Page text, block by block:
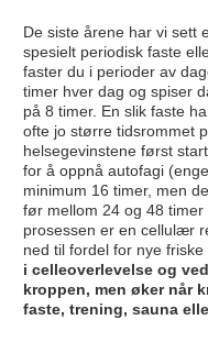
De siste årene har vi sett
spesielt periodisk faste
faster du i perioder av
timer hver dag og spiser
på 8 timer. En slik faste
ofte jo større tidsrommet
helsegevinstene først
for å oppnå autofagi
minimum 16 timer, men
før mellom 24 og 48
prosessen er en cellulær
ned til fordel for nye friske
i celleoverlevelse og
kroppen, men øker når
faste, trening, sauna